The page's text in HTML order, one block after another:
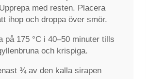
med resten. Placera
ihop och droppa över smör.
på 175 °C i 40–50 minuter tills
och krispiga.
¾ av den kalla sirapen